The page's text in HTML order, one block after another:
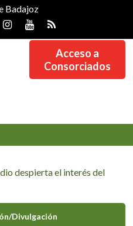
Badajoz
Acceso a
Consorciados
despierta el interés del
Divulgación